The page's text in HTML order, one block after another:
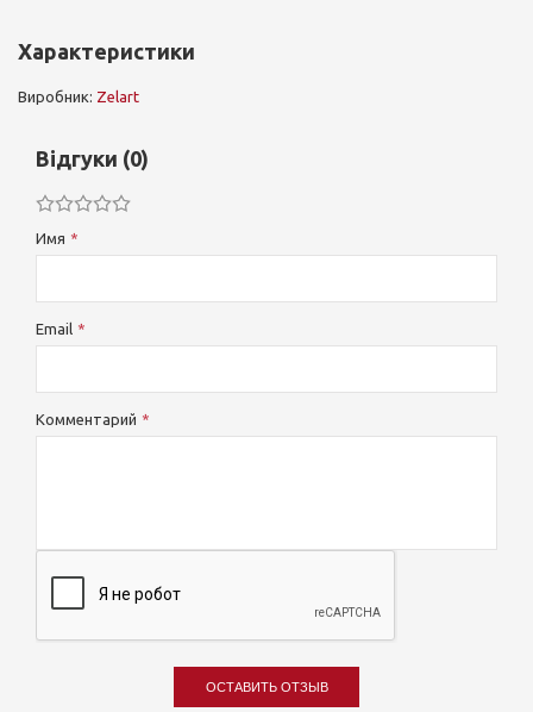
Характеристики
Виробник: Zelart
Відгуки (0)
Имя
Email
Комментарий
ОСТАВИТЬ ОТЗЫВ